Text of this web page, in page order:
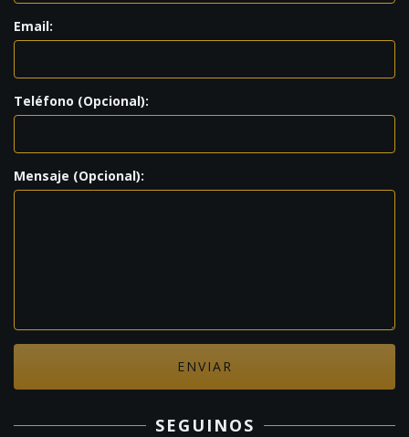
Email:
Teléfono (Opcional):
Mensaje (Opcional):
SEGUINOS